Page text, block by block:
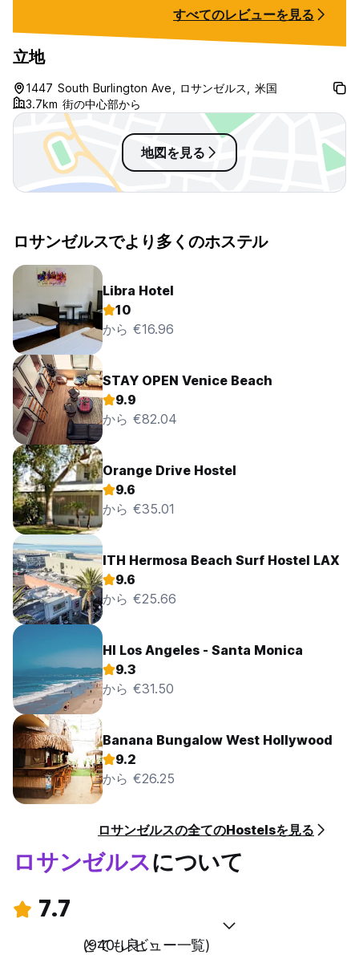
すべてのレビューを見る
立地
1447 South Burlington Ave, ロサンゼルス, 米国
3.7km 街の中心部から
地図を見る
ロサンゼルスでより多くのホステル
Libra Hotel
10
から €16.96
STAY OPEN Venice Beach
9.9
から €82.04
Orange Drive Hostel
9.6
から €35.01
ITH Hermosa Beach Surf Hostel LAX
9.6
から €25.66
HI Los Angeles - Santa Monica
9.3
から €31.50
Banana Bungalow West Hollywood
9.2
から €26.25
ロサンゼルスの全てのHostelsを見る
ロサンゼルスについて
7.7
とても良い
(940 レビュー一覧)